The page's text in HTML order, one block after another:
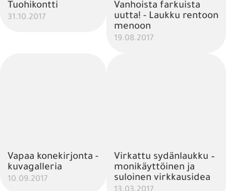
Tuohikontti
31.10.2017
Vanhoista farkuista
uutta! - Laukku rentoon
menoon
19.08.2017
Vapaa konekirjonta -
kuvagalleria
10.09.2017
Virkattu sydänlaukku –
monikäyttöinen ja
suloinen virkkausidea